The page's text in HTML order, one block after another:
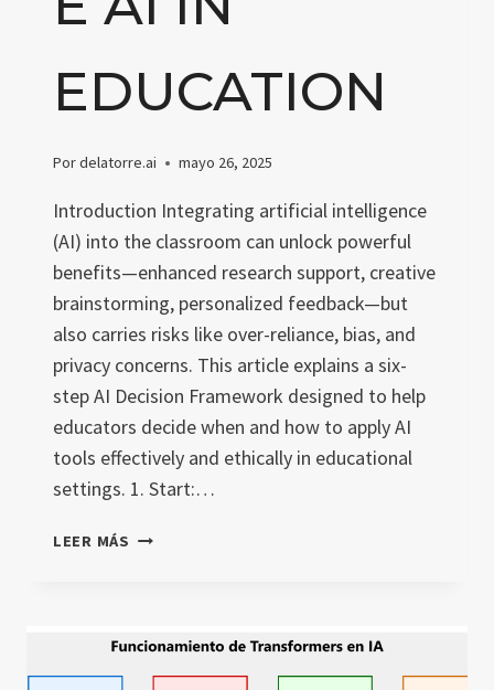
EDUCATION
Pordelatorre.ai mayo 26, 2025
Introduction Integrating artificial intelligence
(AI) into the classroom can unlock powerful
benefits—enhanced research support, creative
brainstorming, personalized feedback—but
also carries risks like over-reliance, bias, and
privacy concerns. This article explains a six-
step AI Decision Framework designed to help
educators decide when and how to apply AI
tools effectively and ethically in educational
settings. 1. Start:…
LEER MÁS AI
TO